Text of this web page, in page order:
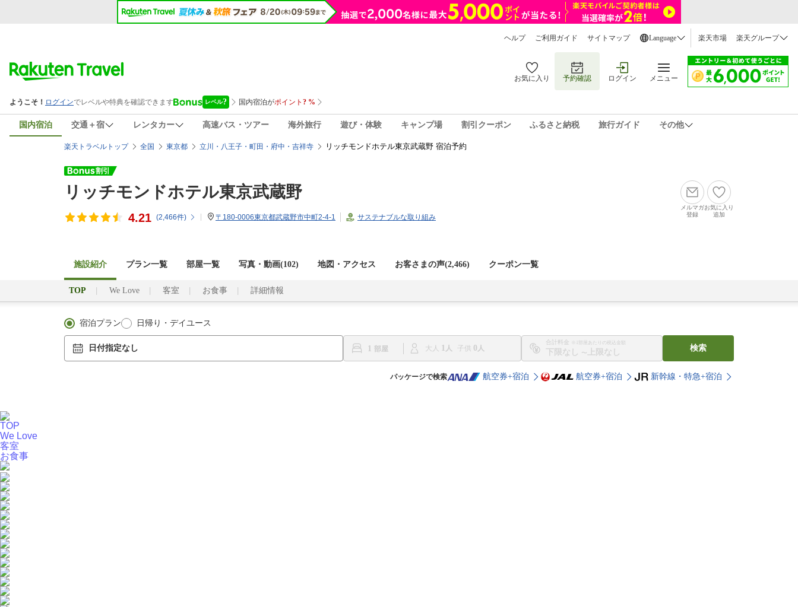
ヘルプ ご利用ガイド サイトマップ Language 楽天市場 楽天グループ
お気に入り 予約確認 ログイン メニュー
国内宿泊 交通＋宿 レンタカー 高速バス・ツアー 海外旅行 遊び・体験 キャンプ場 割引クーポン ふるさと納税 旅行ガイド その他
楽天トラベルトップ 全国 東京都 立川・八王子・町田・府中・吉祥寺 リッチモンドホテル東京武蔵野 宿泊予約
リッチモンドホテル東京武蔵野
4.21 (2,466件) 〒180-0006東京都武蔵野市中町2-4-1 サステナブルな取り組み
メルマガ
登録
お気に入り
追加
施設紹介 プラン一覧 部屋一覧 写真・動画(102) 地図・アクセス お客さまの声(2,466) クーポン一覧
TOP We Love 客室 お食事 詳細情報
宿泊プラン 日帰り・デイユース
日付指定なし 1 大人 1 子供 0
合計料金 ※1部屋あたりの税込金額
〜
検索
パッケージで検索 航空券+宿泊 航空券+宿泊 新幹線・特急+宿泊
TOP
We Love
客室
お食事